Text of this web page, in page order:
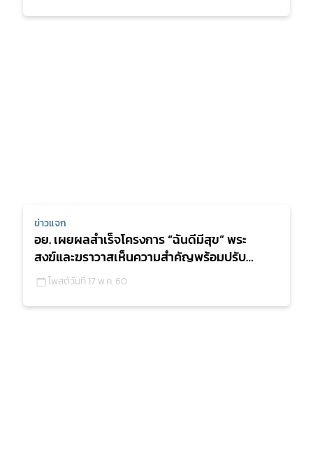
ข่าวแจก
อย. เผยผลสำเร็จโครงการ “ฉันดีมีสุข” พระ
สงฆ์และฆราวาสเห็นความสำคัญพร้อมปรับ
เปลี่ยนพฤติกรรมการบริโภค ให้ห่างไกล NCDs
โพสต์วันที่ 17 พ.ค. 60